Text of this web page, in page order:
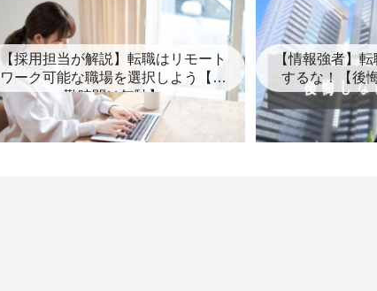
【採用担当が解説】転職はリモート
ワーク可能な職場を選択しよう【通
勤時間は無駄】
【情報強者】
するな！【後